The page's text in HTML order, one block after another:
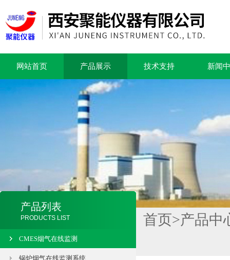
网站首页 产品展示 技术支持 新闻
产品列表
PRODUCTS LIST
CMES烟气在线监测
锅炉烟气在线监测系统
首页>产品中